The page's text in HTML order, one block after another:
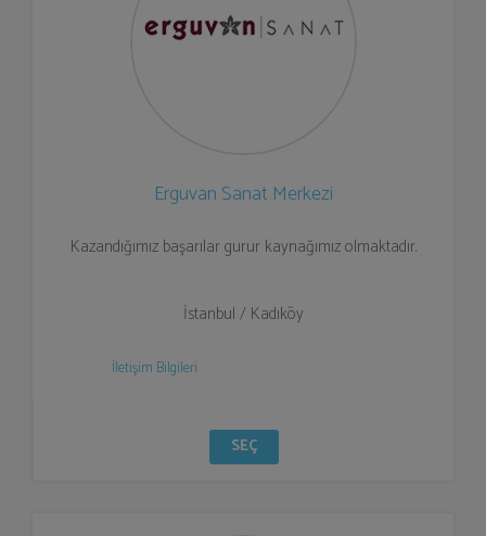
Erguvan Sanat Merkezi
Kazandığımız başarılar gurur kaynağımız olmaktadır.
İstanbul / Kadıköy
İletişim Bilgileri
SEÇ